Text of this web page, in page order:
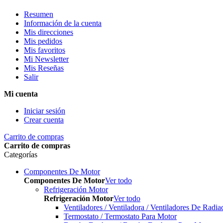
Resumen
Información de la cuenta
Mis direcciones
Mis pedidos
Mis favoritos
Mi Newsletter
Mis Reseñas
Salir
Mi cuenta
Iniciar sesión
Crear cuenta
Carrito de compras
Carrito de compras
Categorías
Componentes De Motor
Componentes De MotorVer todo
Refrigeración Motor
Refrigeración MotorVer todo
Ventiladores / Ventiladora / Ventiladores De
Termostato / Termostato Para Motor